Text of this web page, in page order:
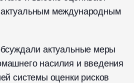
международным
актуальные меры
насилия и введения
системы оценки рисков